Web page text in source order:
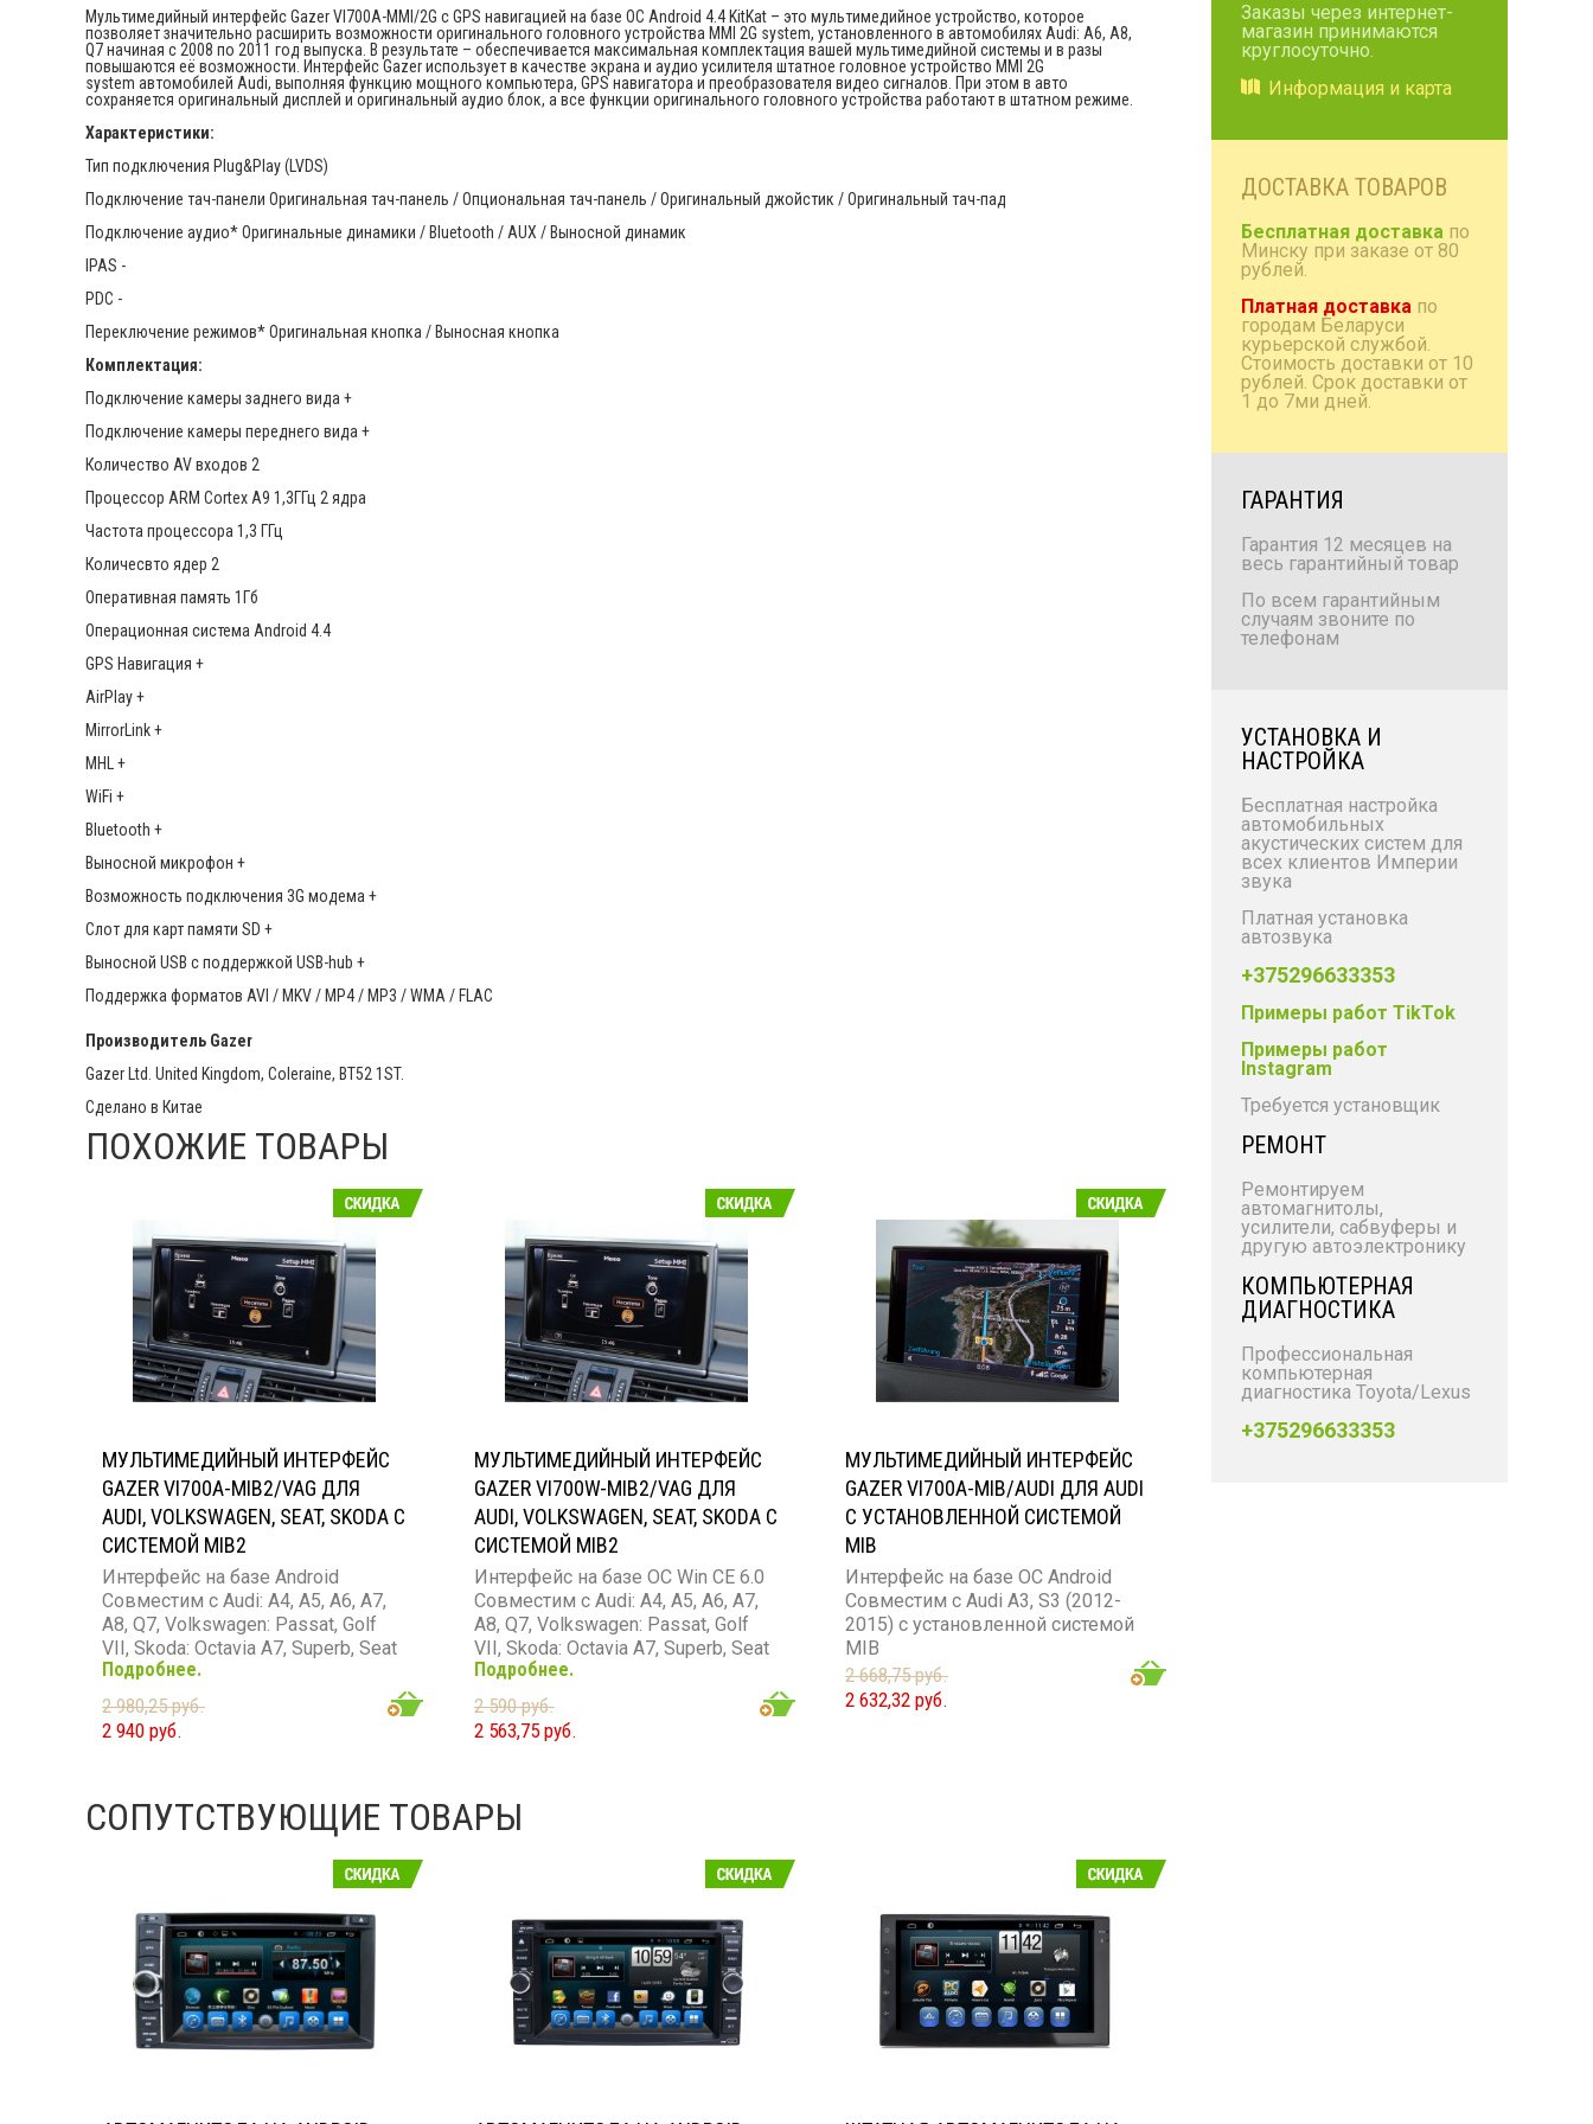
Мультимедийный интерфейс Gazer VI700A-MMI/2G с GPS навигацией на базе ОС Android 4.4 KitKat – это мультимедийное устройство, которое
позволяет значительно расширить возможности оригинального головного устройства MMI 2G system, установленного в автомобилях Audi: A6, A8,
Q7 начиная с 2008 по 2011 год выпуска. В результате – обеспечивается максимальная комплектация вашей мультимедийной системы и в разы
повышаются её возможности. Интерфейс Gazer использует в качестве экрана и аудио усилителя штатное головное устройство MMI 2G
system автомобилей Audi, выполняя функцию мощного компьютера, GPS навигатора и преобразователя видео сигналов. При этом в авто
сохраняется оригинальный дисплей и оригинальный аудио блок, а все функции оригинального головного устройства работают в штатном режиме.
Характеристики:
Тип подключения Plug&Play (LVDS)
Подключение тач-панели Оригинальная тач-панель / Опциональная тач-панель / Оригинальный джойстик / Оригинальный тач-пад
Подключение аудио* Оригинальные динамики / Bluetooth / AUX / Выносной динамик
IPAS -
PDC -
Переключение режимов* Оригинальная кнопка / Выносная кнопка
Комплектация:
Подключение камеры заднего вида +
Подключение камеры переднего вида +
Количество AV входов 2
Процессор ARM Cortex A9 1,3ГГц 2 ядра
Частота процессора 1,3 ГГц
Количесвто ядер 2
Оперативная память 1Гб
Операционная система Android 4.4
GPS Навигация +
AirPlay +
MirrorLink +
MHL +
WiFi +
Bluetooth +
Выносной микрофон +
Возможность подключения 3G модема +
Слот для карт памяти SD +
Выносной USB c поддержкой USB-hub +
Поддержка форматов AVI / MKV / MP4 / MP3 / WMA / FLAC
Производитель Gazer
Gazer Ltd. United Kingdom, Coleraine, BT52 1ST.
Сделано в Китае
ПОХОЖИЕ ТОВАРЫ
МУЛЬТИМЕДИЙНЫЙ ИНТЕРФЕЙС
GAZER VI700A-MIB2/VAG ДЛЯ
AUDI, VOLKSWAGEN, SEAT, SKODA С
СИСТЕМОЙ MIB2
Интерфейс на базе Android
Совместим с Audi: A4, A5, A6, A7,
A8, Q7, Volkswagen: Passat, Golf
VII, Skoda: Octavia A7, Superb, Seat
Ateca (2015+) с системой MIB2
Подробнее.
2 980,25 руб.
2 940 руб.
МУЛЬТИМЕДИЙНЫЙ ИНТЕРФЕЙС
GAZER VI700W-MIB2/VAG ДЛЯ
AUDI, VOLKSWAGEN, SEAT, SKODA С
СИСТЕМОЙ MIB2
Интерфейс на базе ОС Win CE 6.0
Совместим с Audi: A4, A5, A6, A7,
A8, Q7, Volkswagen: Passat, Golf
VII, Skoda: Octavia A7, Superb, Seat
Ateca (2015+) с системой MIB2.
Подробнее.
2 590 руб.
2 563,75 руб.
МУЛЬТИМЕДИЙНЫЙ ИНТЕРФЕЙС
GAZER VI700A-MIB/AUDI ДЛЯ AUDI
С УСТАНОВЛЕННОЙ СИСТЕМОЙ
MIB
Интерфейс на базе ОС Android
Совместим с Audi A3, S3 (2012-
2015) с установленной системой
MIB
2 668,75 руб.
2 632,32 руб.
СОПУТСТВУЮЩИЕ ТОВАРЫ
Коробки/проставки/
полки
Антенны радио и TV
Домашняя акустика
Аксессуары
Заказы через интернет-
магазин принимаются
круглосуточно.
Информация и карта
ДОСТАВКА ТОВАРОВ
Бесплатная доставка по
Минску при заказе от 80
рублей.
Платная доставка по
городам Беларуси
курьерской службой.
Стоимость доставки от 10
рублей. Срок доставки от
1 до 7ми дней.
ГАРАНТИЯ
Гарантия 12 месяцев на
весь гарантийный товар
По всем гарантийным
случаям звоните по
телефонам
УСТАНОВКА И
НАСТРОЙКА
Бесплатная настройка
автомобильных
акустических систем для
всех клиентов Империи
звука
Платная установка
автозвука
+375296633353
Примеры работ TikTok
Примеры работ
Instagram
Требуется установщик
РЕМОНТ
Ремонтируем
автомагнитолы,
усилители, сабвуферы и
другую автоэлектронику
КОМПЬЮТЕРНАЯ
ДИАГНОСТИКА
Профессиональная
компьютерная
диагностика Toyota/Lexus
+375296633353